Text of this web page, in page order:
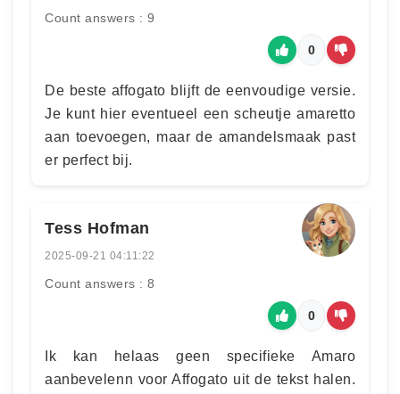
Count answers : 9
0
De beste affogato blijft de eenvoudige versie.
Je kunt hier eventueel een scheutje amaretto
aan toevoegen, maar de amandelsmaak past
er perfect bij.
Tess Hofman
2025-09-21 04:11:22
Count answers : 8
0
Ik kan helaas geen specifieke Amaro
aanbevelenn voor Affogato uit de tekst halen.